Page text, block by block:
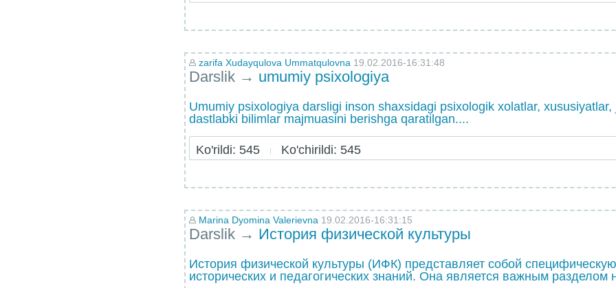
zarifa Xudayqulova Ummatqulovna 19.02.2016-16:31:48
Darslik → umumiy psixologiya
Umumiy psixologiya darsligi inson shaxsidagi psixologik xolatlar,
dastlabki bilimlar majmuasini berishga qaratilgan....
Ko'rildi: 545 Ko'chirildi: 545
Marina Dyomina Valerievna 19.02.2016-16:31:15
Darslik → История физической культуры
История физической культуры (ИФК) представляет собой
исторических и педагогических знаний. Она является важным разделом